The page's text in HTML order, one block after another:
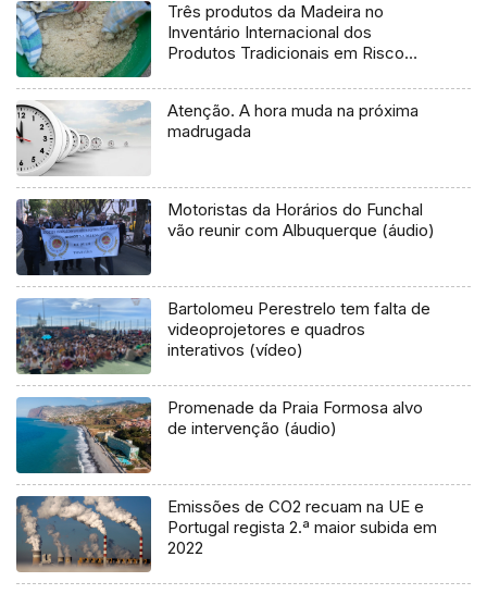
Três produtos da Madeira no
Inventário Internacional dos
Produtos Tradicionais em Risco
Atenção. A hora muda na próxima
madrugada
Motoristas da Horários do Funchal
vão reunir com Albuquerque (áudio)
Bartolomeu Perestrelo tem falta de
videoprojetores e quadros
interativos (vídeo)
Promenade da Praia Formosa alvo
de intervenção (áudio)
Emissões de CO2 recuam na UE e
Portugal regista 2.ª maior subida em
2022